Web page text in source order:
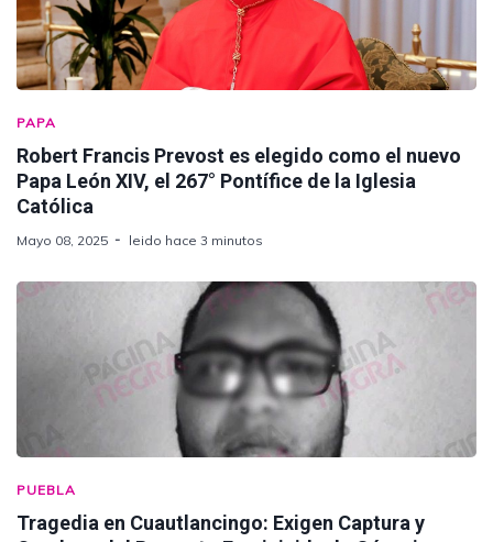
PAPA
Robert Francis Prevost es elegido como el nuevo
Papa León XIV, el 267° Pontífice de la Iglesia
Católica
Mayo 08, 2025 leido hace 3 minutos
PUEBLA
Tragedia en Cuautlancingo: Exigen Captura y